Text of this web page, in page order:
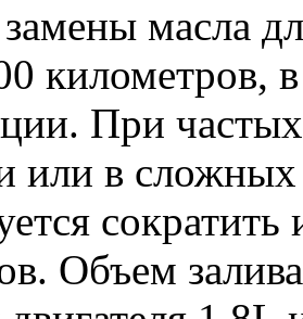
масла
километров,
При
или в
Объем